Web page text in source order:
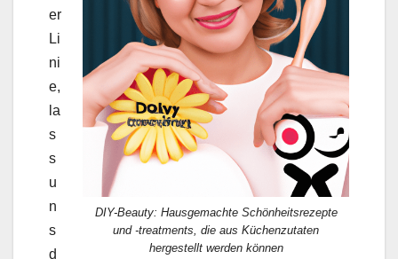
DIY-Beauty: Hausgemachte Schönheitsrezepte
und -treatments, die aus Küchenzutaten
hergestellt werden können
er
Li
ni
e,
la
s
s
u
n
s
d